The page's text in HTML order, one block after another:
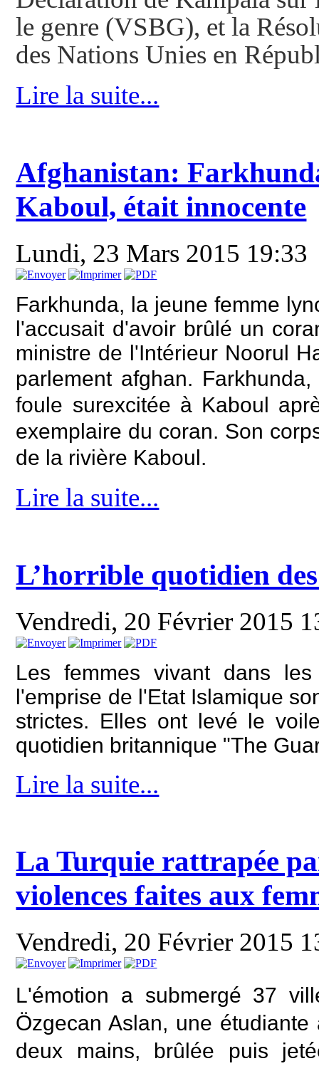
le genre (VSBG), et la
des Nations Unies en
Lire la suite...
Afghanistan:
Kaboul, était innocente
Lundi, 23 Mars 2015 19:33
Farkhunda, la jeune femme
l'accusait d'avoir brûlé un
ministre de l'Intérieur Noorul
parlement afghan.
foule surexcitée à Kaboul
exemplaire du coran. Son
de la rivière Kaboul.
Lire la suite...
L’horrible quotidien
Vendredi, 20 Février 2015
Les femmes vivant dans
l'emprise de l'Etat Islamique
strictes. Elles ont levé le
quotidien britannique "The
Lire la suite...
La Turquie rattrapée
violences faites aux
Vendredi, 20 Février 2015
L'émotion a submergé 37
Özgecan Aslan, une
deux mains, brûlée puis